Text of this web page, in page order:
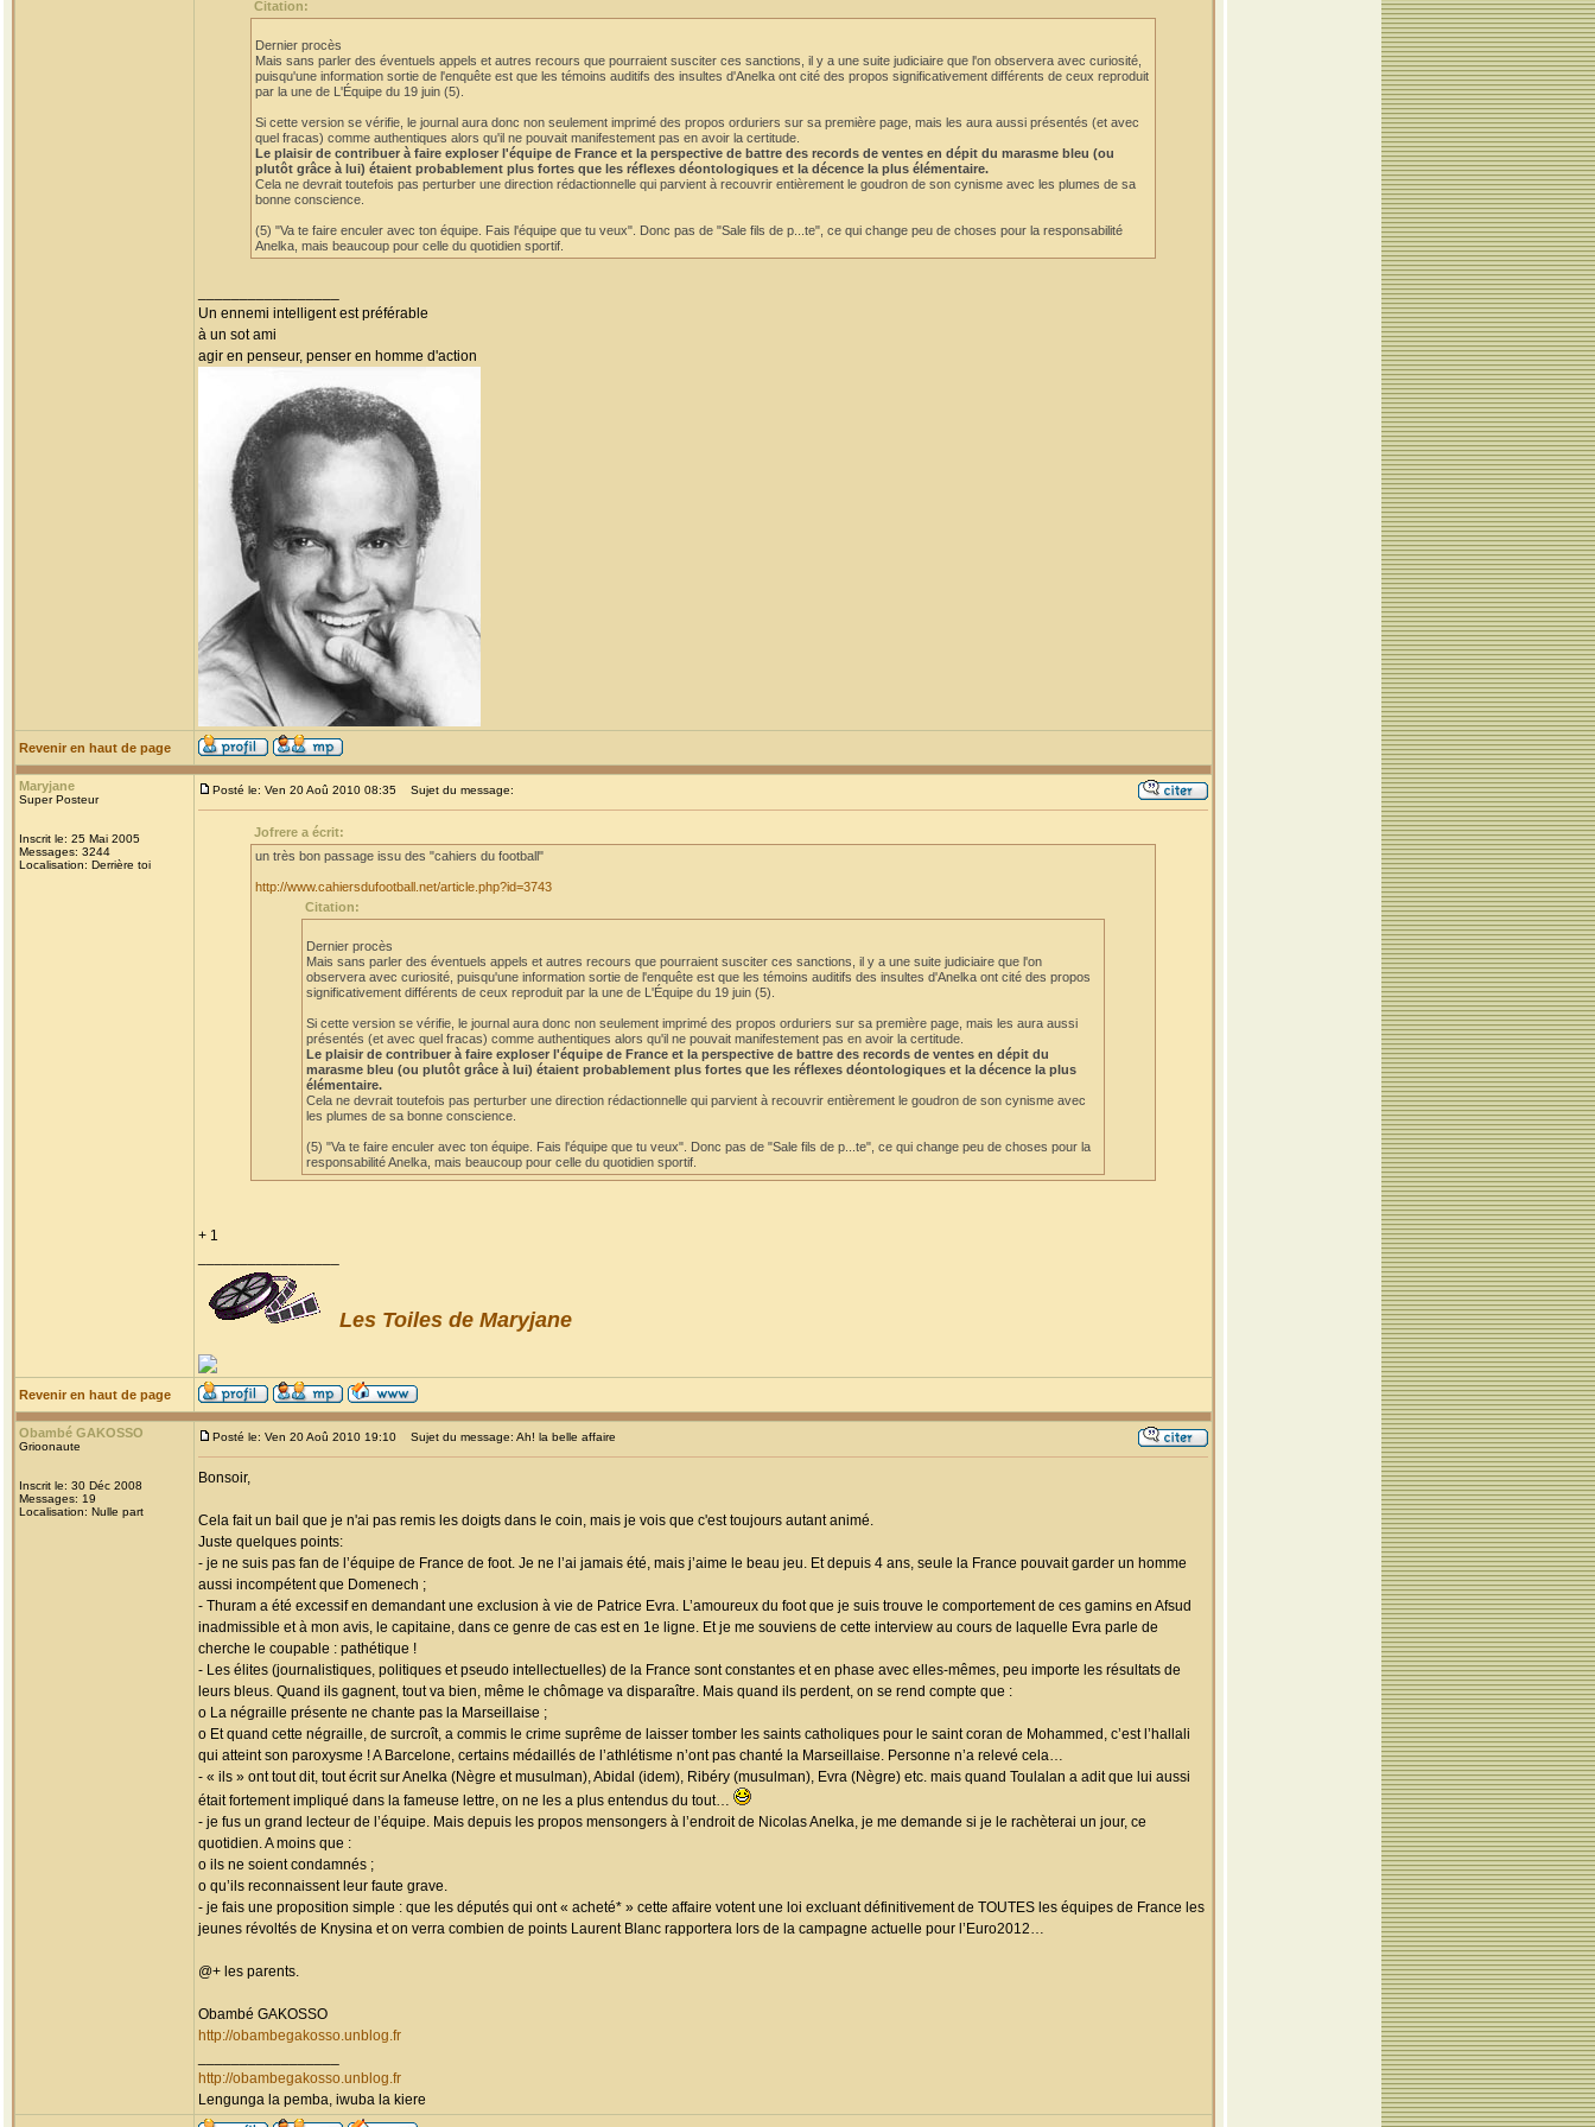
Citation:
Dernier procès
Mais sans parler des éventuels appels et autres recours que pourraient susciter ces sanctions, il y a une suite judiciaire que l'on observera avec curiosité,
puisqu'une information sortie de l'enquête est que les témoins auditifs des insultes d'Anelka ont cité des propos significativement différents de ceux reproduit
par la une de L'Équipe du 19 juin (5).
Si cette version se vérifie, le journal aura donc non seulement imprimé des propos orduriers sur sa première page, mais les aura aussi présentés (et avec
quel fracas) comme authentiques alors qu'il ne pouvait manifestement pas en avoir la certitude.
Le plaisir de contribuer à faire exploser l'équipe de France et la perspective de battre des records de ventes en dépit du marasme bleu (ou
plutôt grâce à lui) étaient probablement plus fortes que les réflexes déontologiques et la décence la plus élémentaire.
Cela ne devrait toutefois pas perturber une direction rédactionnelle qui parvient à recouvrir entièrement le goudron de son cynisme avec les plumes de sa
bonne conscience.
(5) "Va te faire enculer avec ton équipe. Fais l'équipe que tu veux". Donc pas de "Sale fils de p...te", ce qui change peu de choses pour la responsabilité
Anelka, mais beaucoup pour celle du quotidien sportif.
Un ennemi intelligent est préférable
à un sot ami
agir en penseur, penser en homme d'action
Revenir en haut de page
Maryjane
Super Posteur
Inscrit le: 25 Mai 2005
Messages: 3244
Localisation: Derrière toi
Posté le: Ven 20 Aoû 2010 08:35 Sujet du message:
Jofrere a écrit:
un très bon passage issu des "cahiers du football"
http://www.cahiersdufootball.net/article.php?id=3743
Citation:
Dernier procès
Mais sans parler des éventuels appels et autres recours que pourraient susciter ces sanctions, il y a une suite judiciaire que l'on
observera avec curiosité, puisqu'une information sortie de l'enquête est que les témoins auditifs des insultes d'Anelka ont cité des propos
significativement différents de ceux reproduit par la une de L'Équipe du 19 juin (5).
Si cette version se vérifie, le journal aura donc non seulement imprimé des propos orduriers sur sa première page, mais les aura aussi
présentés (et avec quel fracas) comme authentiques alors qu'il ne pouvait manifestement pas en avoir la certitude.
Le plaisir de contribuer à faire exploser l'équipe de France et la perspective de battre des records de ventes en dépit du
marasme bleu (ou plutôt grâce à lui) étaient probablement plus fortes que les réflexes déontologiques et la décence la plus
élémentaire.
Cela ne devrait toutefois pas perturber une direction rédactionnelle qui parvient à recouvrir entièrement le goudron de son cynisme avec
les plumes de sa bonne conscience.
(5) "Va te faire enculer avec ton équipe. Fais l'équipe que tu veux". Donc pas de "Sale fils de p...te", ce qui change peu de choses pour la
responsabilité Anelka, mais beaucoup pour celle du quotidien sportif.
+ 1
Les Toiles de Maryjane
Revenir en haut de page
Obambé GAKOSSO
Grioonaute
Inscrit le: 30 Déc 2008
Messages: 19
Localisation: Nulle part
Posté le: Ven 20 Aoû 2010 19:10 Sujet du message: Ah! la belle affaire
Bonsoir,
Cela fait un bail que je n'ai pas remis les doigts dans le coin, mais je vois que c'est toujours autant animé.
Juste quelques points:
- je ne suis pas fan de l’équipe de France de foot. Je ne l’ai jamais été, mais j’aime le beau jeu. Et depuis 4 ans, seule la France pouvait garder un homme
aussi incompétent que Domenech ;
- Thuram a été excessif en demandant une exclusion à vie de Patrice Evra. L’amoureux du foot que je suis trouve le comportement de ces gamins en Afsud
inadmissible et à mon avis, le capitaine, dans ce genre de cas est en 1e ligne. Et je me souviens de cette interview au cours de laquelle Evra parle de
cherche le coupable : pathétique !
- Les élites (journalistiques, politiques et pseudo intellectuelles) de la France sont constantes et en phase avec elles-mêmes, peu importe les résultats de
leurs bleus. Quand ils gagnent, tout va bien, même le chômage va disparaître. Mais quand ils perdent, on se rend compte que :
o La négraille présente ne chante pas la Marseillaise ;
o Et quand cette négraille, de surcroît, a commis le crime suprême de laisser tomber les saints catholiques pour le saint coran de Mohammed, c’est l’hallali
qui atteint son paroxysme ! A Barcelone, certains médaillés de l’athlétisme n’ont pas chanté la Marseillaise. Personne n’a relevé cela…
- « ils » ont tout dit, tout écrit sur Anelka (Nègre et musulman), Abidal (idem), Ribéry (musulman), Evra (Nègre) etc. mais quand Toulalan a adit que lui aussi
était fortement impliqué dans la fameuse lettre, on ne les a plus entendus du tout…
- je fus un grand lecteur de l’équipe. Mais depuis les propos mensongers à l’endroit de Nicolas Anelka, je me demande si je le rachèterai un jour, ce
quotidien. A moins que :
o ils ne soient condamnés ;
o qu’ils reconnaissent leur faute grave.
- je fais une proposition simple : que les députés qui ont « acheté* » cette affaire votent une loi excluant définitivement de TOUTES les équipes de France les
jeunes révoltés de Knysina et on verra combien de points Laurent Blanc rapportera lors de la campagne actuelle pour l’Euro2012…
@+ les parents.
Obambé GAKOSSO
http://obambegakosso.unblog.fr
http://obambegakosso.unblog.fr
Lengunga la pemba, iwuba la kiere